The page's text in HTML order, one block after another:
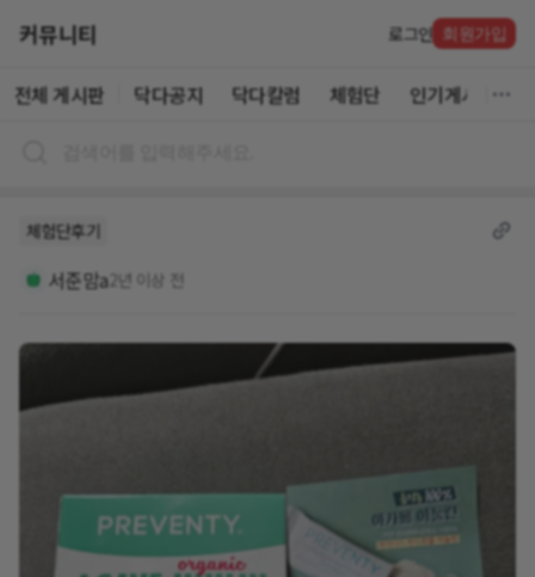
커뮤니티 로그인 회원가입
전체 게시판 닥다공지 닥다칼럼 체험단 인기게시글
체험단후기
서준맘a2년 이상 전